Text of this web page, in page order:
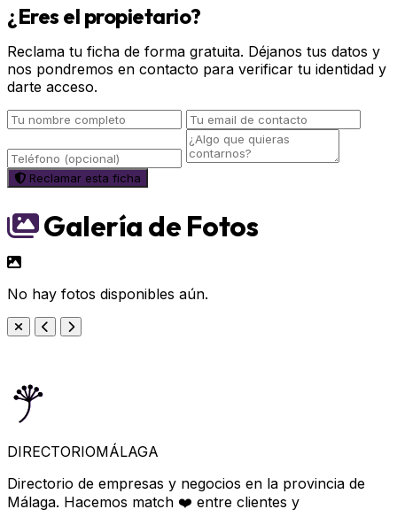
¿Eres el propietario?
Reclama tu ficha de forma gratuita. Déjanos tus datos y
nos pondremos en contacto para verificar tu identidad y
darte acceso.
Reclamar esta ficha
Galería de Fotos
No hay fotos disponibles aún.
DIRECTORIOMÁLAGA
Directorio de empresas y negocios en la provincia de
Málaga. Hacemos match ❤️ entre clientes y